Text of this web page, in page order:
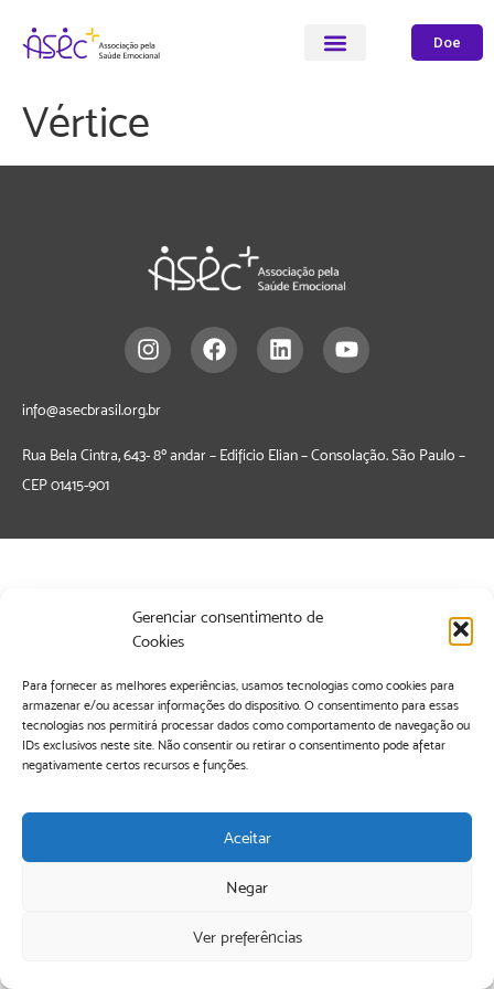
Gerenciar consentimento de
Cookies
Para fornecer as melhores experiências, usamos tecnologias como cookies para
armazenar e/ou acessar informações do dispositivo. O consentimento para essas
tecnologias nos permitirá processar dados como comportamento de navegação ou
IDs exclusivos neste site. Não consentir ou retirar o consentimento pode afetar
negativamente certos recursos e funções.
Aceitar
Negar
Ver preferências
Doe
Vértice
info@asecbrasil.org.br
Rua Bela Cintra, 643- 8º andar – Edifício Elian – Consolação. São Paulo –
CEP01415-901